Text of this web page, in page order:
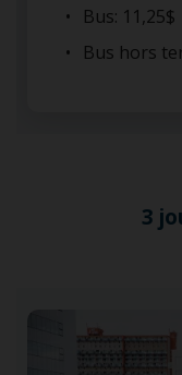
Bus: 11,25$
Bus hors
3